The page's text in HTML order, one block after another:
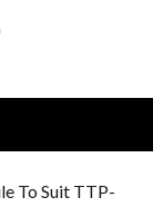
To Suit TTP-